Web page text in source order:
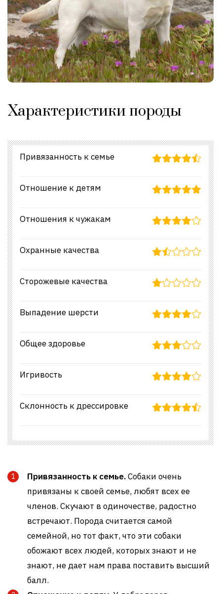
Характеристики породы
Привязанность к семье
Отношение к детям
Отношения к чужакам
Охранные качества
Сторожевые качества
Выпадение шерсти
Общее здоровье
Игривость
Склонность к дрессировке
Привязанность к семье.Собаки очень
привязаны к своей семье, любят всех ее
членов. Скучают в одиночестве, радостно
встречают. Порода считается самой
семейной, но тот факт, что эти собаки
обожают всех людей, которых знают и не
знают, не дает нам права поставить высший
балл.